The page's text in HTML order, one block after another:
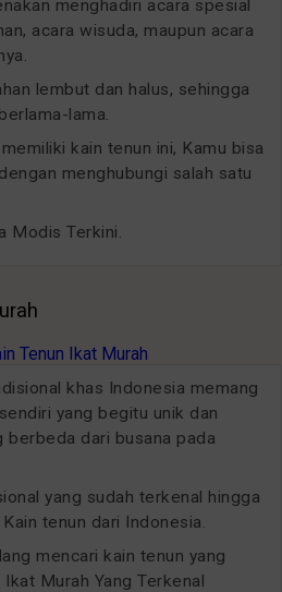
menghadiri acara spesial
acara wisuda, maupun acara
lembut dan halus, sehingga
lama.
kain tenun ini, Kamu bisa
menghubungi salah satu
Modis Terkini.
khas Indonesia memang
yang begitu unik dan
berbeda dari busana pada
yang sudah terkenal hingga
tenun dari Indonesia.
mencari kain tenun yang
Murah Yang Terkenal